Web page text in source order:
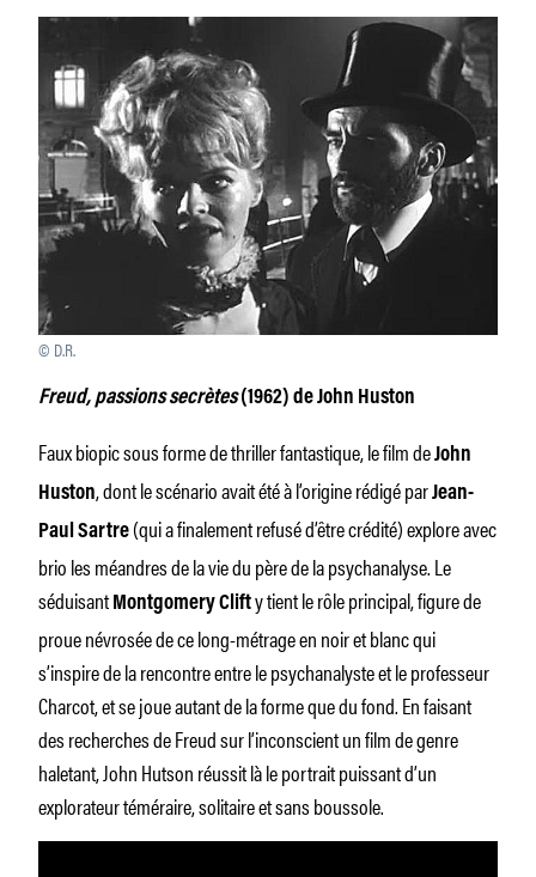
© D.R.
Freud, passions secrètes(1962) de John Huston
Faux biopic sous forme de thriller fantastique, le film deJohn
Huston, dont le scénario avait été à l’origine rédigé parJean-
Paul Sartre(qui a finalement refusé d’être crédité) explore avec
brio les méandres de la vie du père de la psychanalyse. Le
séduisantMontgomery Clifty tient le rôle principal, figure de
proue névrosée de ce long-métrage en noir et blanc qui
s’inspire de la rencontre entre le psychanalyste et le professeur
Charcot, et se joue autant de la forme que du fond. En faisant
des recherches de Freud sur l’inconscient un film de genre
haletant, John Hutson réussit là le portrait puissant d’un
explorateur téméraire, solitaire et sans boussole.